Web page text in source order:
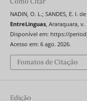
NADIN, O. L.; SANDES, E. I.
EntreLinguas, Araraquara, v.
Disponível em: https://
Acesso em: 6 ago. 2026.
Fomatos de Citação
Edição